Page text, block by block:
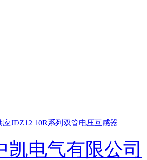
JDZ12-10R系列双管电压互感器
凯电气有限公司